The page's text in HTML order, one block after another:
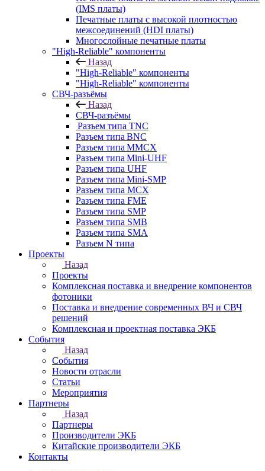
(IMS платы)
Печатные платы с высокой плотностью
межсоединений (HDI платы)
Многослойные печатные платы
"High-Reliable" компоненты
Назад
"High-Reliable" компоненты
"High-Reliable" компоненты
СВЧ-разъёмы
Назад
СВЧ-разъёмы
Разъем типа TNC
Разъем типа BNC
Разъем типа MMCX
Разъем типа Mini-UHF
Разъем типа UHF
Разъем типа Mini-SMP
Разъем типа MCX
Разъем типа FME
Разъем типа SMP
Разъем типа SMB
Разъем типа SMA
Разъем N типа
Проекты
Назад
Проекты
Комплексная поставка и внедрение компонентов
фотоники
Поставка и внедрение современных ВЧ и СВЧ
решений
Комплексная и проектная поставка ЭКБ
События
Назад
События
Новости отрасли
Статьи
Мероприятия
Партнеры
Назад
Партнеры
Производители ЭКБ
Китайские производители ЭКБ
Контакты